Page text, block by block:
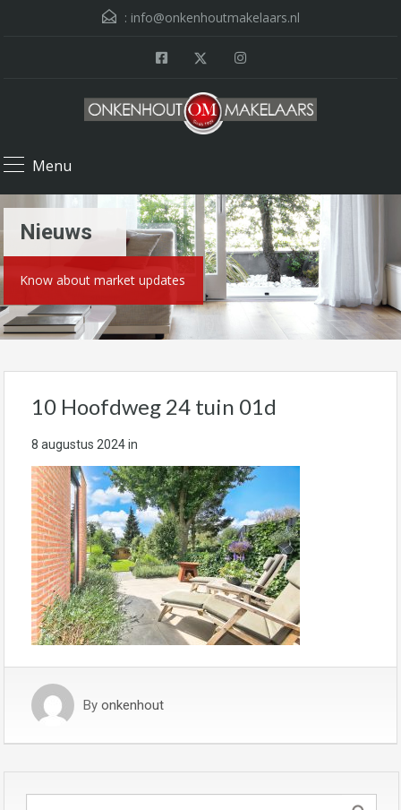
: info@onkenhoutmakelaars.nl
Menu
Nieuws
Know about market updates
10 Hoofdweg 24 tuin 01d
8 augustus 2024in
By onkenhout